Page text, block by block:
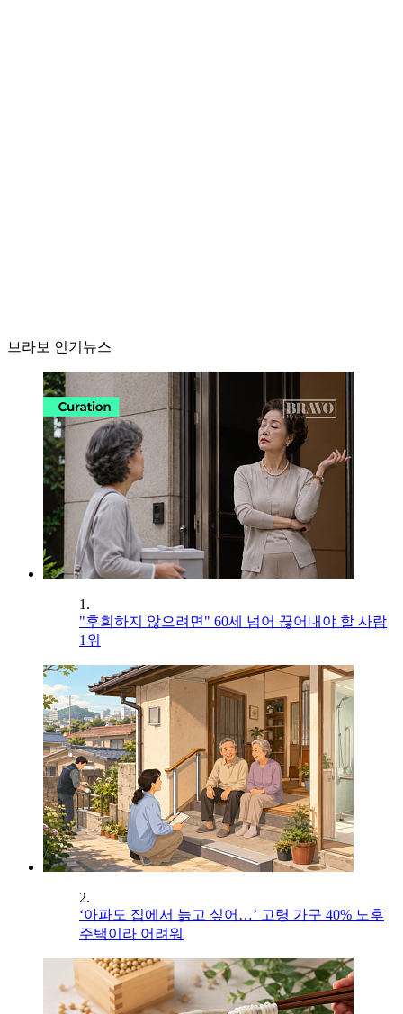
브라보 인기뉴스
1.
"후회하지 않으려면" 60세 넘어 끊어내야 할 사람
1위
2.
‘아파도 집에서 늙고 싶어…’ 고령 가구 40% 노후
주택이라 어려워